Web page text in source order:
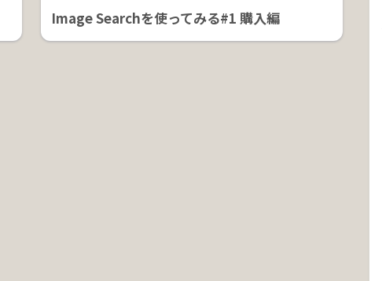
Image Searchを使ってみる#1 購入編